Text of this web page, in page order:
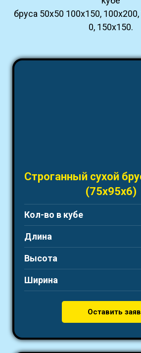
бруса 50х50 100х150,
0, 150х150.
Строганный сухой
(75х95х6)
Кол-во в кубе
Длина
Высота
Ширина
Оставить